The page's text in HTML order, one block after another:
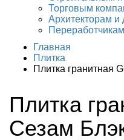
Торговым
Архитекторам и
Главная
Плитка
Плитка гранитная
Плитка
Сезам